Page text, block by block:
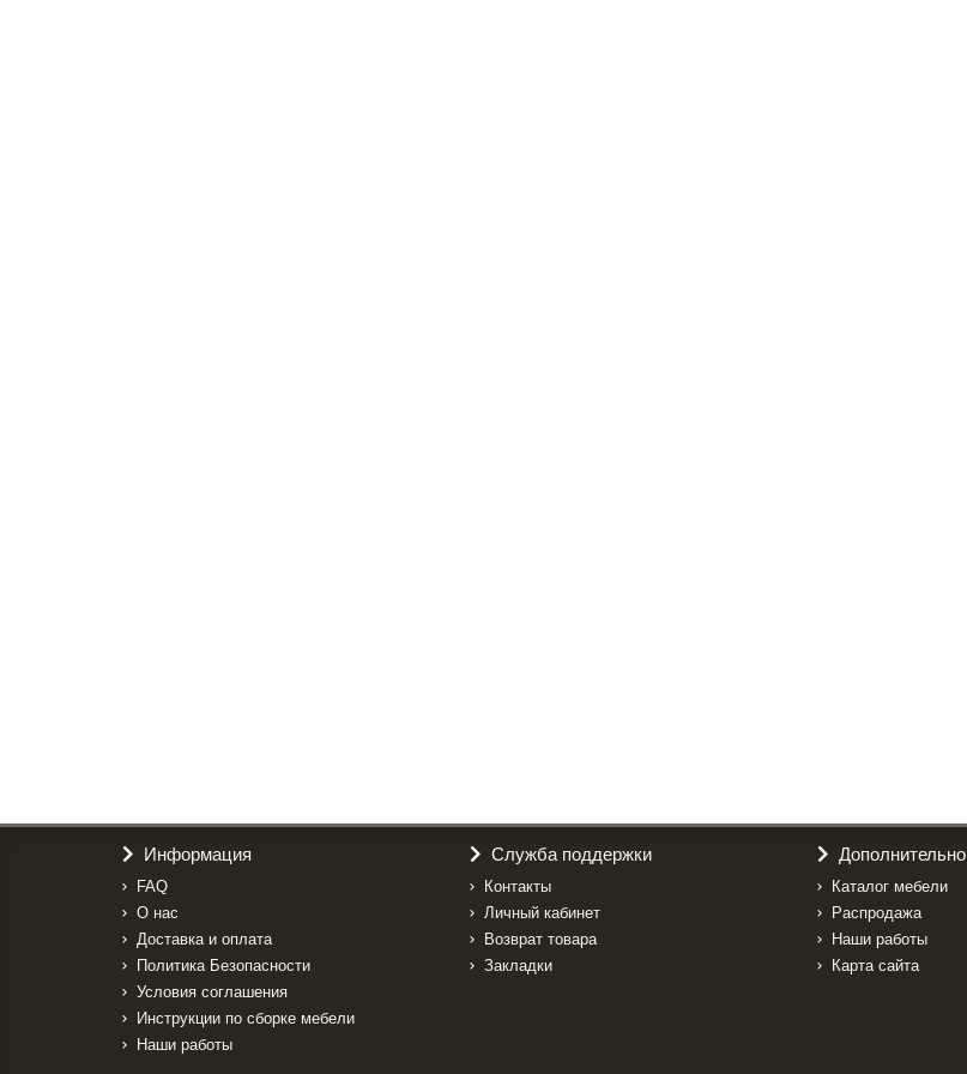
Информация
FAQ
О нас
Доставка и оплата
Политика Безопасности
Условия соглашения
Инструкции по сборке мебели
Наши работы
Служба поддержки
Контакты
Личный кабинет
Возврат товара
Закладки
Дополнительно
Каталог мебели
Распродажа
Наши работы
Карта сайта